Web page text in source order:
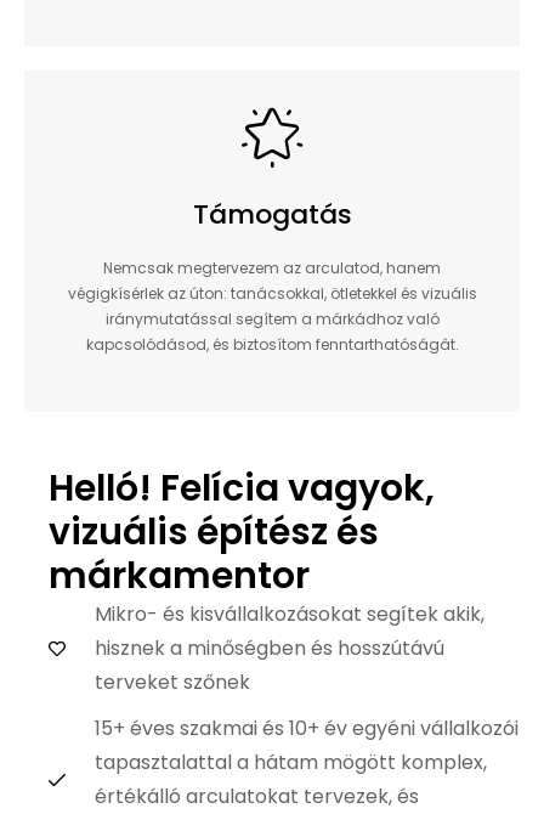
Támogatás
Nemcsak megtervezem az arculatod, hanem
végigkísérlek az úton: tanácsokkal, ötletekkel és vizuális
iránymutatással segítem a márkádhoz való
kapcsolódásod, és biztosítom fenntarthatóságát.
Helló! Felícia vagyok,
vizuális építész és
márkamentor
Mikro- és kisvállalkozásokat segítek akik,
hisznek a minőségben és hosszútávú
terveket szőnek
15+ éves szakmai és 10+ év egyéni vállalkozói
tapasztalattal a hátam mögött komplex,
értékálló arculatokat tervezek, és